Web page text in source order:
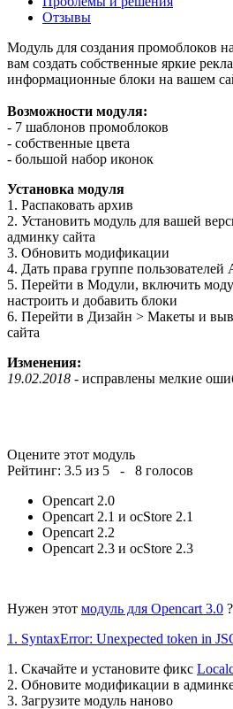
Отзывы
Модуль для создания промоблоков
вам создать собственные яркие
информационные блоки на вашем
Возможности модуля:
- 7 шаблонов промоблоков
- собственные цвета
- большой набор иконок
Установка модуля
1. Распаковать архив
2. Установить модуль для вашей
админку сайта
3. Обновить модификации
4. Дать права группе
5. Перейти в Модули, включить
настроить и добавить блоки
6. Перейти в Дизайн > Макеты и
сайта
Изменения:
19.02.2018 - исправлены мелкие
Оцените этот модуль
Рейтинг: 3.5 из 5 - 8 голосов
Opencart 2.0
Opencart 2.1 и ocStore 2.1
Opencart 2.2
Opencart 2.3 и ocStore 2.3
Нужен этот модуль для Opencart 3.0 ?
1. SyntaxError: Unexpected token in
1. Скачайте и установите фикс
2. Обновите модификации в
3. Загрузите модуль наново